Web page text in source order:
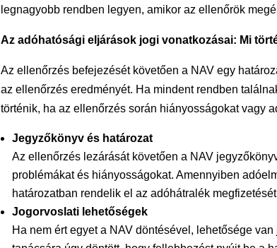
legnagyobb rendben legyen, amikor az ellenőrök
Az adóhatósági eljárások jogi vonatkozásai: Mi
Az ellenőrzés befejezését követően a NAV egy
az ellenőrzés eredményét. Ha mindent rendben
történik, ha az ellenőrzés során hiányosságokat vagy
Jegyzőkönyv és határozat
Az ellenőrzés lezárását követően a NAV
problémákat és hiányosságokat. Amennyiben
határozatban rendelik el az adóhátralék
Jogorvoslati lehetőségek
Ha nem ért egyet a NAV döntésével, lehetősége